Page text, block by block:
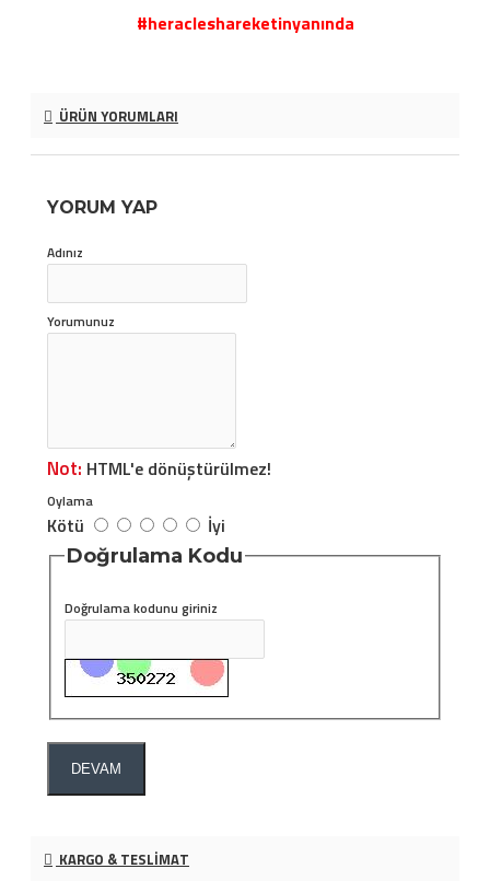
#heracleshareketinyanında
ÜRÜN YORUMLARI
YORUM YAP
Adınız
Yorumunuz
Not: HTML'e dönüştürülmez!
Oylama
Kötü İyi
Doğrulama Kodu
Doğrulama kodunu giriniz
DEVAM
KARGO & TESLIMAT